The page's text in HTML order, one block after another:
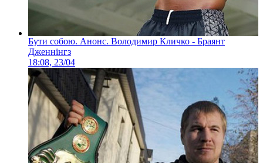
Бути собою. Анонс. Володимир Кличко - Браянт
Дженнінгз
18:08, 23/04